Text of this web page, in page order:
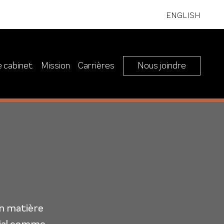
ENGLISH
cabinet Mission Carrières Nous joindre
matière